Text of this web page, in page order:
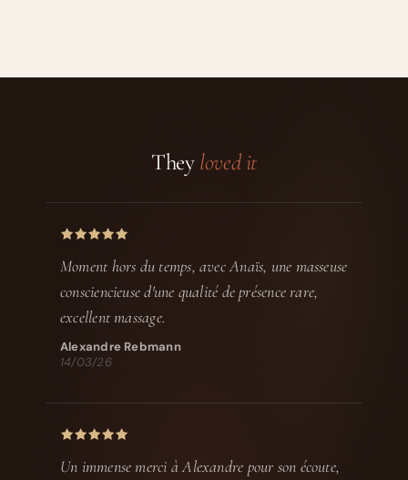
They loved it
Moment hors du temps, avec Anaïs, une masseuse
consciencieuse d'une qualité de présence rare,
excellent massage.
Alexandre Rebmann
14/03/26
Un immense merci à Alexandre pour son écoute,